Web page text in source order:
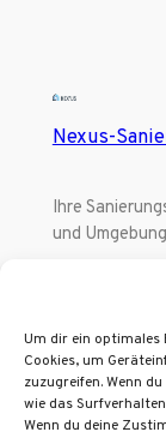
Um dir ein optimales
Cookies, um
zuzugreifen. Wenn
wie das
Wenn du deine
Nexus-
Ihre
und Umgebung
Team
Geschichte
Karriere